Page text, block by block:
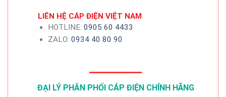
LIÊN HỆ CÁP ĐIỆN VIỆT NAM
HOTLINE: 0905 60 4433
ZALO: 0934 40 80 90
ĐẠI LÝ PHÂN PHỐI CÁP ĐIỆN CHÍNH HÃNG